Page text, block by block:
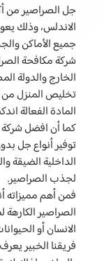
جل الصراصير من
الاندلس، وذلك
جميع الأماكن
شركة مكافحة
الخارج والدولة
المادة الفعالة
كما أن افضل
توفير أنواع جل
الداخلية الضيقة
لجذب الصراصير.
فمن أهم مميزاته
الصراصير
الانسان أو
فريقنا الخبير